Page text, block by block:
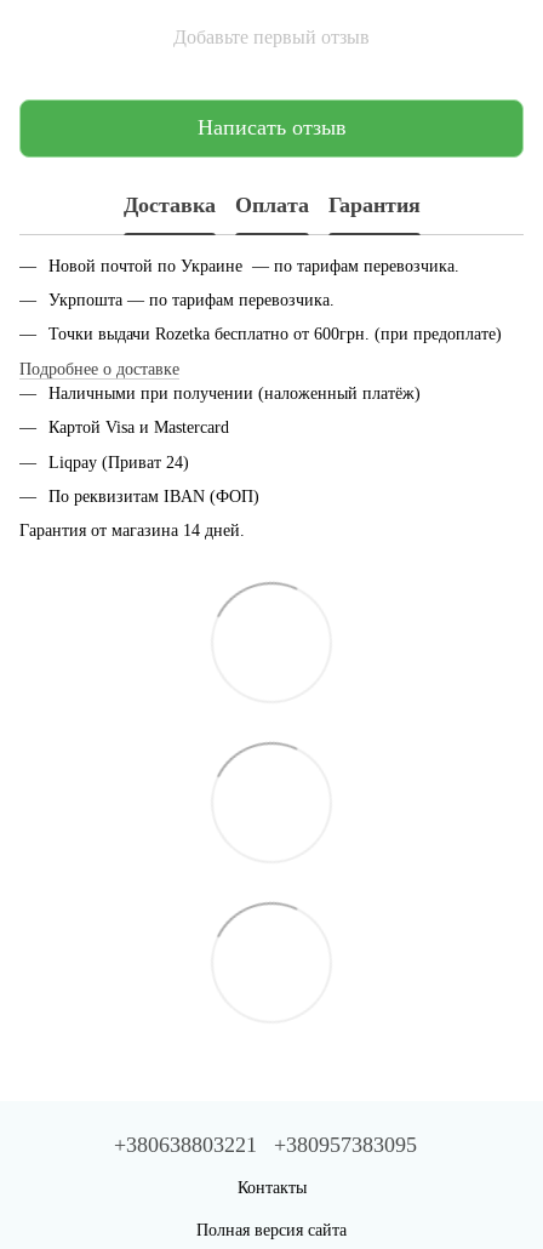
Добавьте первый отзыв
Написать отзыв
Доставка Оплата Гарантия
Новой почтой по Украине — по тарифам перевозчика.
Укрпошта — по тарифам перевозчика.
Точки выдачи Rozetka бесплатно от 600грн. (при предоплате)
Подробнее о доставке
Наличными при получении (наложенный платёж)
Картой Visa и Mastercard
Liqpay (Приват 24)
По реквизитам IBAN (ФОП)
Гарантия от магазина 14 дней.
+380638803221 +380957383095
Контакты
Полная версия сайта